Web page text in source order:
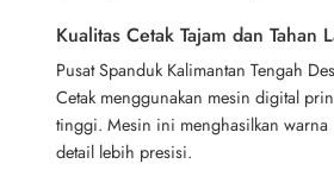
Kualitas Cetak Tajam dan Tahan
Pusat Spanduk Kalimantan Tengah
Cetak menggunakan mesin digital
tinggi. Mesin ini menghasilkan warna
detail lebih presisi.